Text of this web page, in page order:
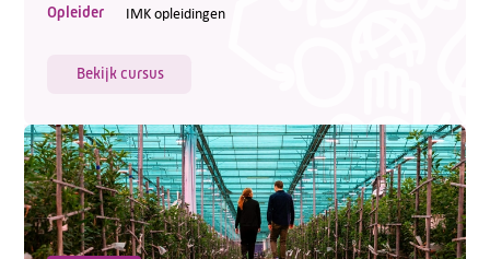
Opleider IMK opleidingen
Bekijk cursus